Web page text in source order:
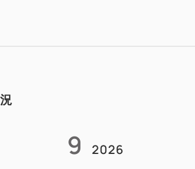
ム」はアメニティにもこだわり、「ゴジ
9 2026